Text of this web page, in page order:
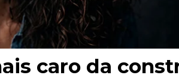
caro da